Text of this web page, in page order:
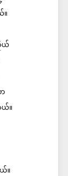
။
ယ်
။
။